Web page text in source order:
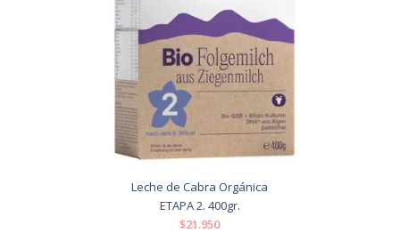
Leche de Cabra Orgánica
ETAPA 2. 400gr.
$21.950